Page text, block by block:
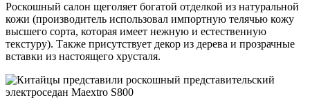
Роскошный салон щеголяет богатой отделкой из натуральной
кожи (производитель использовал импортную телячью кожу
высшего сорта, которая имеет нежную и естественную
текстуру). Также присутствует декор из дерева и прозрачные
вставки из настоящего хрусталя.